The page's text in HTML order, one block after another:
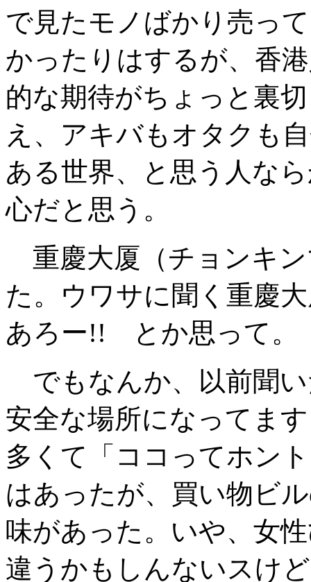
で見たモノばかり売っ
かったりはするが、香
的な期待がちょっと裏
え、アキバもオタクも
ある世界、と思う人な
心だと思う。
重慶大厦（チョンキ
た。ウワサに聞く重慶
あろー!! とか思って。
でもなんか、以前聞
安全な場所になってま
多くて「ココってホン
はあったが、買い物ビ
味があった。いや、女
違うかもしんないスけ